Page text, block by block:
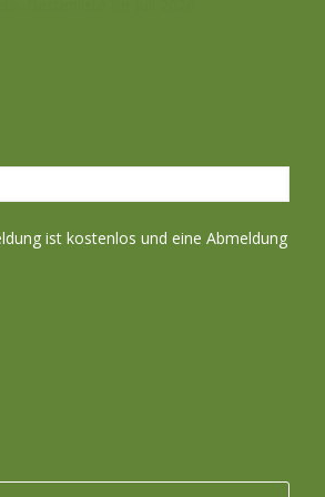
ist kostenlos und eine Abmeldung